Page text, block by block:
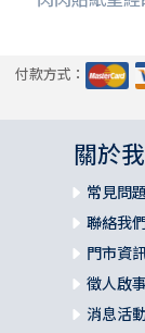
付款方式：
關於
常見問
聯絡我
門市資
徵人啟事
消息活